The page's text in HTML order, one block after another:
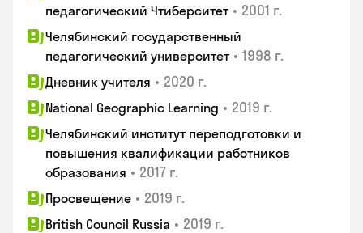
педагогический Чтиберситет • 2001 г.
Челябинский государственный
педагогический университет • 1998 г.
Дневник учителя • 2020 г.
National Geographic Learning • 2019 г.
Челябинский институт переподготовки и
повышения квалификации работников
образования • 2017 г.
Просвещение • 2019 г.
British Council Russia • 2019 г.